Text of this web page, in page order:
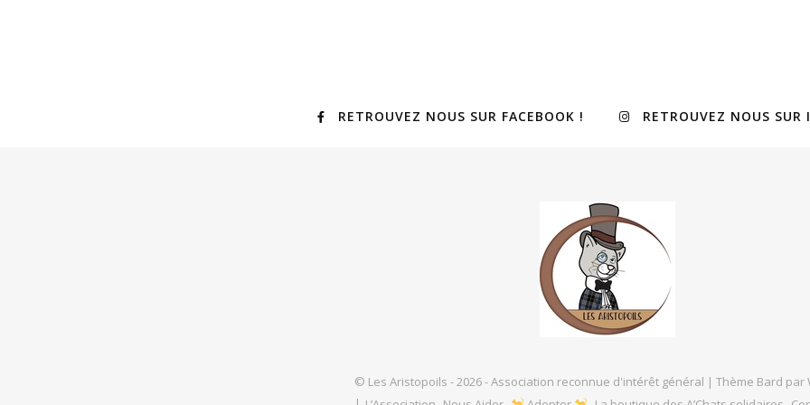
RETROUVEZ NOUS SUR FACEBOOK ! RETROUVEZ NOUS SUR
© Les Aristopoils - 2026 - Association reconnue d'intérêt général | Thème Bard par